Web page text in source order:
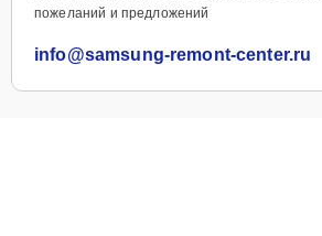
пожеланий и предложений
info@samsung-remont-center.ru